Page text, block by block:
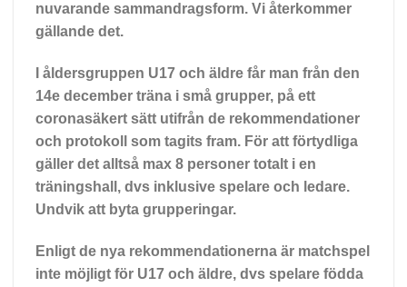
nuvarande sammandragsform. Vi återkommer
gällande det.
åldersgruppen U17 och äldre får man från den
14e december träna i små grupper, på ett
coronasäkert sätt utifrån de rekommendationer
och protokoll som tagits fram. För att förtydliga
gäller det alltså max 8 personer totalt i en
träningshall, dvs inklusive spelare och ledare.
Undvik att byta grupperingar.
Enligt de nya rekommendationerna är matchspel
inte möjligt för U17 och äldre, dvs spelare födda